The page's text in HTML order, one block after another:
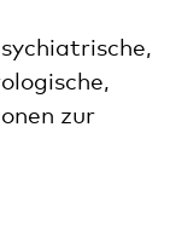
zur